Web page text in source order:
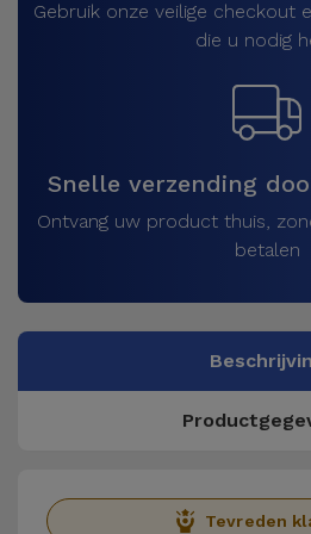
Gebruik onze veilige checkout
die u nodig
Snelle verzending
Ontvang uw product thuis,
betalen
Tevreden